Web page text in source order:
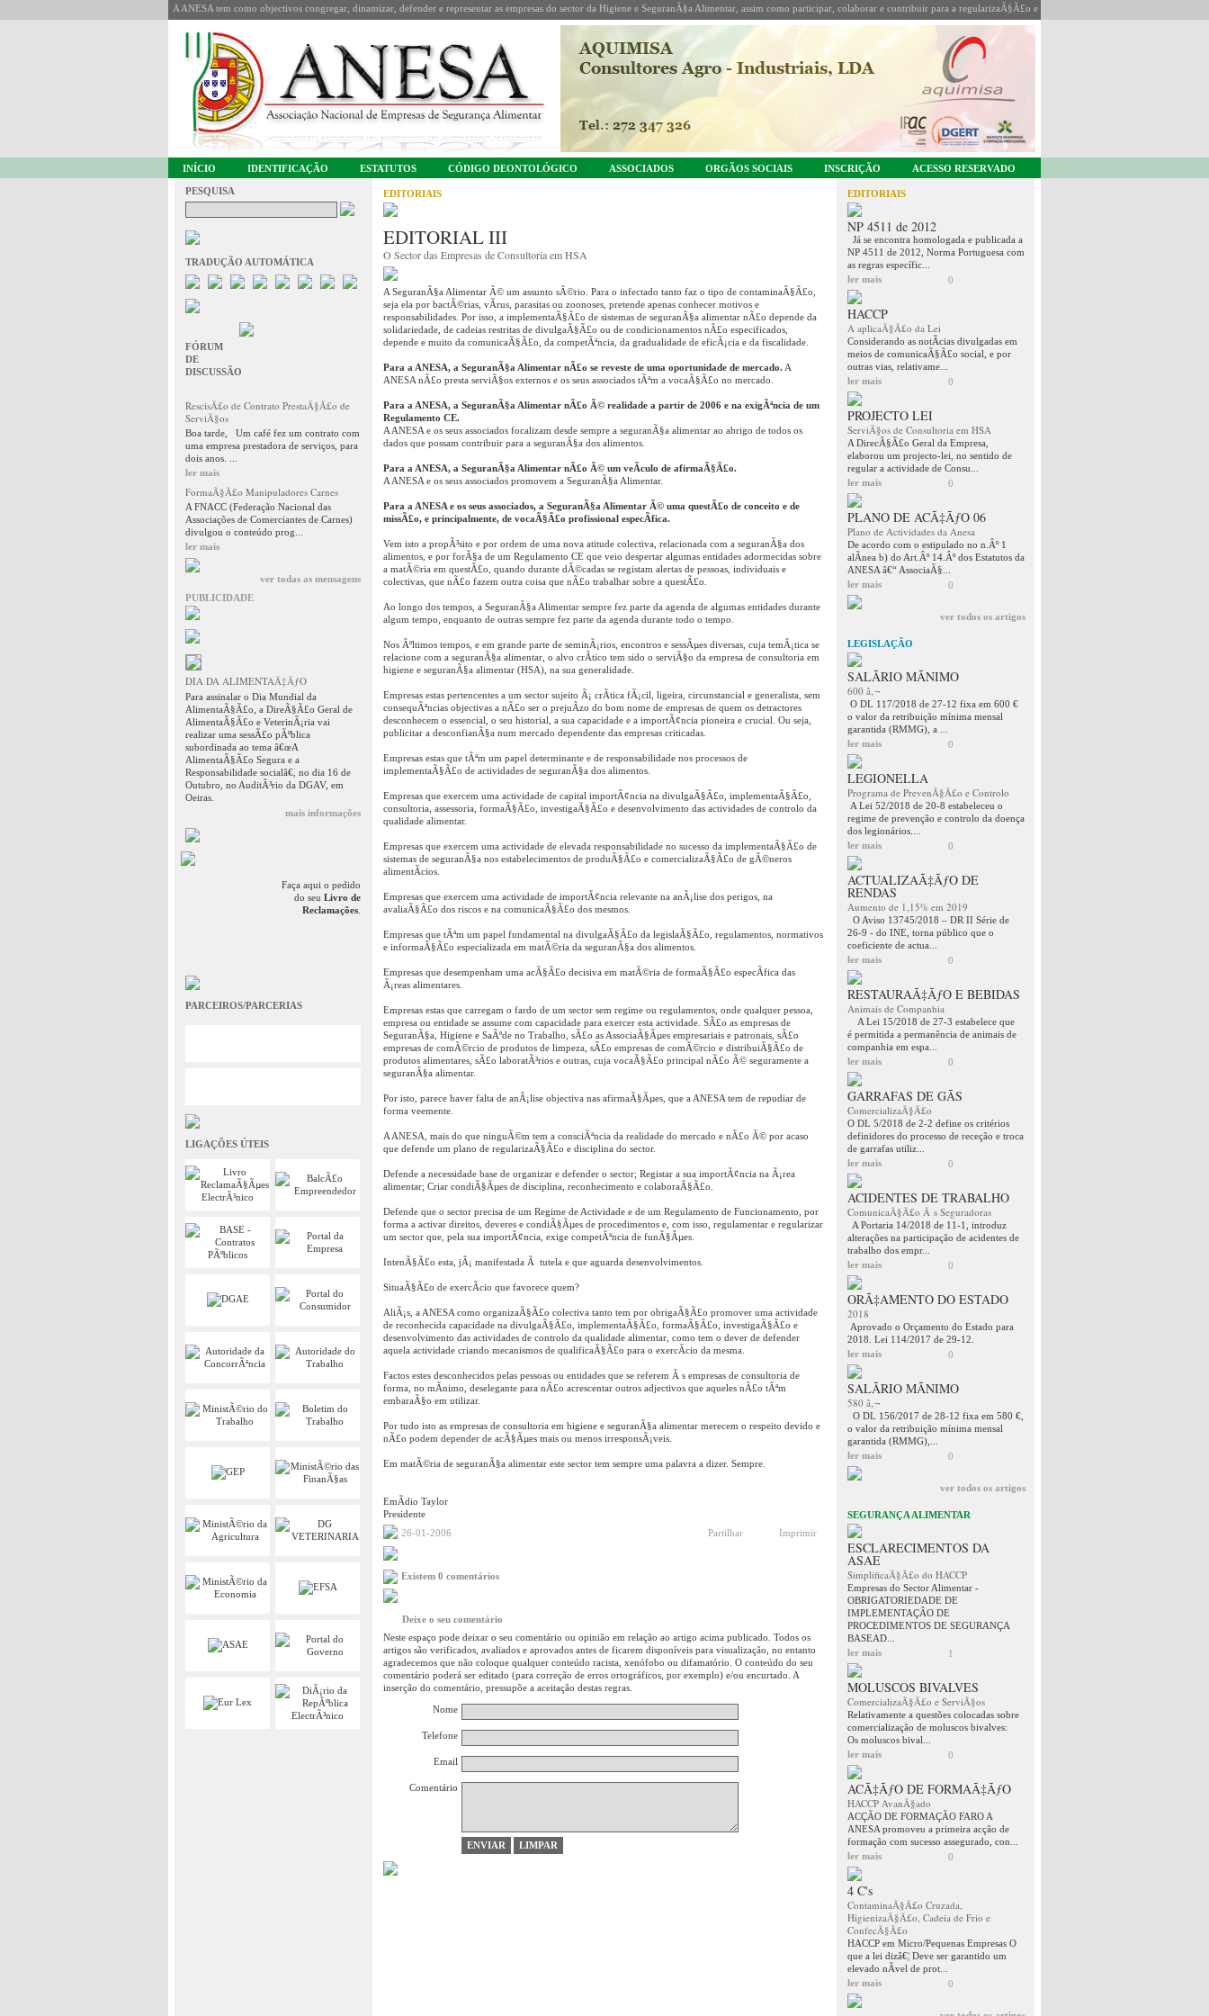
A ANESA tem como objectivos congregar, dinamizar, defender e representar as empresas do sector da Higiene e SeguranÃ§a Alimentar, assim como participar, colaborar e contribuir para a regularizaÃ§Ã£o e coordenaÃ§Ã£o da sua actividade.
INÍCIO IDENTIFICAÇÃO ESTATUTOS CÓDIGO DEONTOLÓGICO ASSOCIADOS ORGÃOS SOCIAIS INSCRIÇÃO ACESSO RESERVADO
PESQUISA
TRADUÇÃO AUTOMÁTICA
FÓRUM
DE
DISCUSSÃO
RescisÃ£o de Contrato PrestaÃ§Ã£o de
ServiÃ§os
Boa tarde, Um café fez um contrato com
uma empresa prestadora de serviços, para
dois anos. ...
ler mais
FormaÃ§Ã£o Manipuladores Carnes
A FNACC (Federação Nacional das
Associações de Comerciantes de Carnes)
divulgou o conteúdo prog...
ler mais
ver todas as mensagens
PUBLICIDADE
DIA DA ALIMENTAÃ‡ÃƒO
Para assinalar o Dia Mundial da
AlimentaÃ§Ã£o, a DireÃ§Ã£o Geral de
AlimentaÃ§Ã£o e VeterinÃ¡ria vai
realizar uma sessÃ£o pÃºblica
subordinada ao tema â€œA
AlimentaÃ§Ã£o Segura e a
Responsabilidade socialâ€, no dia 16 de
Outubro, no AuditÃ³rio da DGAV, em
Oeiras.
mais informações
Faça aqui o pedido
do seu Livro de
Reclamações
PARCEIROS/PARCERIAS
LIGAÇÕES ÚTEIS
EDITORIAIS
EDITORIAL III
O Sector das Empresas de Consultoria em HSA
A SeguranÃ§a Alimentar Ã© um assunto sÃ©rio. Para o infectado tanto faz o tipo de contaminaÃ§Ã£o,
seja ela por bactÃ©rias, vÃ­rus, parasitas ou zoonoses, pretende apenas conhecer motivos e
responsabilidades. Por isso, a implementaÃ§Ã£o de sistemas de seguranÃ§a alimentar nÃ£o depende da
solidariedade, de cadeias restritas de divulgaÃ§Ã£o ou de condicionamentos nÃ£o especificados,
depende e muito da comunicaÃ§Ã£o, da competÃªncia, da gradualidade de eficÃ¡cia e da fiscalidade.
Para a ANESA, a SeguranÃ§a Alimentar nÃ£o se reveste de uma oportunidade de mercado. A
ANESA nÃ£o presta serviÃ§os externos e os seus associados tÃªm a vocaÃ§Ã£o no mercado.
Para a ANESA, a SeguranÃ§a Alimentar nÃ£o Ã© realidade a partir de 2006 e na exigÃªncia de um
Regulamento CE.
A ANESA e os seus associados focalizam desde sempre a seguranÃ§a alimentar ao abrigo de todos os
dados que possam contribuir para a seguranÃ§a dos alimentos.
Para a ANESA, a SeguranÃ§a Alimentar nÃ£o Ã© um veÃ­culo de afirmaÃ§Ã£o.
A ANESA e os seus associados promovem a SeguranÃ§a Alimentar.
Para a ANESA e os seus associados, a SeguranÃ§a Alimentar Ã© uma questÃ£o de conceito e de
missÃ£o, e principalmente, de vocaÃ§Ã£o profissional especÃ­fica.
Vem isto a propÃ³sito e por ordem de uma nova atitude colectiva, relacionada com a seguranÃ§a dos
alimentos, e por forÃ§a de um Regulamento CE que veio despertar algumas entidades adormecidas sobre
a matÃ©ria em questÃ£o, quando durante dÃ©cadas se registam alertas de pessoas, individuais e
colectivas, que nÃ£o fazem outra coisa que nÃ£o trabalhar sobre a questÃ£o.
Ao longo dos tempos, a SeguranÃ§a Alimentar sempre fez parte da agenda de algumas entidades durante
algum tempo, enquanto de outras sempre fez parte da agenda durante todo o tempo.
Nos Ãºltimos tempos, e em grande parte de seminÃ¡rios, encontros e sessÃµes diversas, cuja temÃ¡tica se
relacione com a seguranÃ§a alimentar, o alvo crÃ­tico tem sido o serviÃ§o da empresa de consultoria em
higiene e seguranÃ§a alimentar (HSA), na sua generalidade.
Empresas estas pertencentes a um sector sujeito Ã¡ crÃ­tica fÃ¡cil, ligeira, circunstancial e generalista, sem
consequÃªncias objectivas a nÃ£o ser o prejuÃ­zo do bom nome de empresas de quem os detractores
desconhecem o essencial, o seu historial, a sua capacidade e a importÃ¢ncia pioneira e crucial. Ou seja,
publicitar a desconfianÃ§a num mercado dependente das empresas criticadas.
Empresas estas que tÃªm um papel determinante e de responsabilidade nos processos de
implementaÃ§Ã£o de actividades de seguranÃ§a dos alimentos.
Empresas que exercem uma actividade de capital importÃ¢ncia na divulgaÃ§Ã£o, implementaÃ§Ã£o,
consultoria, assessoria, formaÃ§Ã£o, investigaÃ§Ã£o e desenvolvimento das actividades de controlo da
qualidade alimentar.
Empresas que exercem uma actividade de elevada responsabilidade no sucesso da implementaÃ§Ã£o de
sistemas de seguranÃ§a nos estabelecimentos de produÃ§Ã£o e comercializaÃ§Ã£o de gÃ©neros
alimentÃ­cios.
Empresas que exercem uma actividade de importÃ¢ncia relevante na anÃ¡lise dos perigos, na
avaliaÃ§Ã£o dos riscos e na comunicaÃ§Ã£o dos mesmos.
Empresas que tÃªm um papel fundamental na divulgaÃ§Ã£o da legislaÃ§Ã£o, regulamentos, normativos
e informaÃ§Ã£o especializada em matÃ©ria da seguranÃ§a dos alimentos.
Empresas que desempenham uma acÃ§Ã£o decisiva em matÃ©ria de formaÃ§Ã£o especÃ­fica das
Ã¡reas alimentares.
Empresas estas que carregam o fardo de um sector sem regime ou regulamentos, onde qualquer pessoa,
empresa ou entidade se assume com capacidade para exercer esta actividade. SÃ£o as empresas de
SeguranÃ§a, Higiene e SaÃºde no Trabalho, sÃ£o as AssociaÃ§Ãµes empresariais e patronais, sÃ£o
empresas de comÃ©rcio de produtos de limpeza, sÃ£o empresas de comÃ©rcio e distribuiÃ§Ã£o de
produtos alimentares, sÃ£o laboratÃ³rios e outras, cuja vocaÃ§Ã£o principal nÃ£o Ã© seguramente a
seguranÃ§a alimentar.
Por isto, parece haver falta de anÃ¡lise objectiva nas afirmaÃ§Ãµes, que a ANESA tem de repudiar de
forma veemente.
A ANESA, mais do que ninguÃ©m tem a consciÃªncia da realidade do mercado e nÃ£o Ã© por acaso
que defende um plano de regularizaÃ§Ã£o e disciplina do sector.
Defende a necessidade base de organizar e defender o sector; Registar a sua importÃ¢ncia na Ã¡rea
alimentar; Criar condiÃ§Ãµes de disciplina, reconhecimento e colaboraÃ§Ã£o.
Defende que o sector precisa de um Regime de Actividade e de um Regulamento de Funcionamento, por
forma a activar direitos, deveres e condiÃ§Ãµes de procedimentos e, com isso, regulamentar e regularizar
um sector que, pela sua importÃ¢ncia, exige competÃªncia de funÃ§Ãµes.
IntenÃ§Ã£o esta, jÃ¡ manifestada Ã tutela e que aguarda desenvolvimentos.
SituaÃ§Ã£o de exercÃ­cio que favorece quem?
AliÃ¡s, a ANESA como organizaÃ§Ã£o colectiva tanto tem por obrigaÃ§Ã£o promover uma actividade
de reconhecida capacidade na divulgaÃ§Ã£o, implementaÃ§Ã£o, formaÃ§Ã£o, investigaÃ§Ã£o e
desenvolvimento das actividades de controlo da qualidade alimentar, como tem o dever de defender
aquela actividade criando mecanismos de qualificaÃ§Ã£o para o exercÃ­cio da mesma.
Factos estes desconhecidos pelas pessoas ou entidades que se referem Ã s empresas de consultoria de
forma, no mÃ­nimo, deselegante para nÃ£o acrescentar outros adjectivos que aqueles nÃ£o tÃªm
embaraÃ§o em utilizar.
Por tudo isto as empresas de consultoria em higiene e seguranÃ§a alimentar merecem o respeito devido e
nÃ£o podem depender de acÃ§Ãµes mais ou menos irresponsÃ¡veis.
Em matÃ©ria de seguranÃ§a alimentar este sector tem sempre uma palavra a dizer. Sempre.
EmÃ­dio Taylor
Presidente
26-01-2006
Partilhar Imprimir
Existem 0 comentários
Deixe o seu comentário
Neste espaço pode deixar o seu comentário ou opinião em relação ao artigo acima publicado. Todos os
artigos são verificados, avaliados e aprovados antes de ficarem disponíveis para visualização, no entanto
agradecemos que não coloque qualquer conteúdo racista, xenófobo ou difamatório. O conteúdo do seu
comentário poderá ser editado (para correção de erros ortográficos, por exemplo) e/ou encurtado. A
inserção do comentário, pressupõe a aceitação destas regras.
Nome
Telefone
Email
Comentário
EDITORIAIS
NP 4511 de 2012
Já se encontra homologada e publicada a
NP 4511 de 2012, Norma Portuguesa com
as regras específic...
ler mais
0
HACCP
A aplicaÃ§Ã£o da Lei
Considerando as notÃ­cias divulgadas em
meios de comunicaÃ§Ã£o social, e por
outras vias, relativame...
ler mais
0
PROJECTO LEI
ServiÃ§os de Consultoria em HSA
A DirecÃ§Ã£o Geral da Empresa,
elaborou um projecto-lei, no sentido de
regular a actividade de Consu...
ler mais
0
PLANO DE ACÃ‡ÃƒO 06
Plano de Actividades da Anesa
De acordo com o estipulado no n.Âº 1
alÃ­nea b) do Art.Âº 14.Âº dos Estatutos da
ANESA â€“ AssociaÃ§...
ler mais
0
ver todos os artigos
LEGISLAÇÃO
SALÃRIO MÃNIMO
600 â‚¬
O DL 117/2018 de 27-12 fixa em 600 €
o valor da retribuição mínima mensal
garantida (RMMG), a ...
ler mais
0
LEGIONELLA
Programa de PrevenÃ§Ã£o e Controlo
A Lei 52/2018 de 20-8 estabeleceu o
regime de prevenção e controlo da doença
dos legionários....
ler mais
0
ACTUALIZAÃ‡ÃƒO DE
RENDAS
Aumento de 1,15% em 2019
O Aviso 13745/2018 – DR II Série de
26-9 - do INE, torna público que o
coeficiente de actua...
ler mais
0
RESTAURAÃ‡ÃƒO E BEBIDAS
Animais de Companhia
A Lei 15/2018 de 27-3 estabelece que
é permitida a permanência de animais de
companhia em espa...
ler mais
0
GARRAFAS DE GÃS
ComercializaÃ§Ã£o
O DL 5/2018 de 2-2 define os critérios
definidores do processo de receção e troca
de garrafas utiliz...
ler mais
0
ACIDENTES DE TRABALHO
ComunicaÃ§Ã£o Ã s Seguradoras
A Portaria 14/2018 de 11-1, introduz
alterações na participação de acidentes de
trabalho dos empr...
ler mais
0
ORÃ‡AMENTO DO ESTADO
2018
Aprovado o Orçamento do Estado para
2018. Lei 114/2017 de 29-12.
ler mais
0
SALÃRIO MÃNIMO
580 â‚¬
O DL 156/2017 de 28-12 fixa em 580 €,
o valor da retribuição mínima mensal
garantida (RMMG),...
ler mais
0
ver todos os artigos
SEGURANÇA ALIMENTAR
ESCLARECIMENTOS DA
ASAE
SimplificaÃ§Ã£o do HACCP
Empresas do Sector Alimentar -
OBRIGATORIEDADE DE
IMPLEMENTAÇÂO DE
PROCEDIMENTOS DE SEGURANÇA
BASEAD...
ler mais
1
MOLUSCOS BIVALVES
ComercializaÃ§Ã£o e ServiÃ§os
Relativamente a questões colocadas sobre
comercialização de moluscos bivalves:
Os moluscos bival...
ler mais
0
ACÃ‡ÃƒO DE FORMAÃ‡ÃƒO
HACCP AvanÃ§ado
ACÇÃO DE FORMAÇÃO FARO A
ANESA promoveu a primeira acção de
formação com sucesso assegurado, con...
ler mais
0
4 C's
ContaminaÃ§Ã£o Cruzada,
HigienizaÃ§Ã£o, Cadeia de Frio e
ConfecÃ§Ã£o
HACCP em Micro/Pequenas Empresas O
que a lei dizâ€¦ Deve ser garantido um
elevado nÃ­vel de prot...
ler mais
0